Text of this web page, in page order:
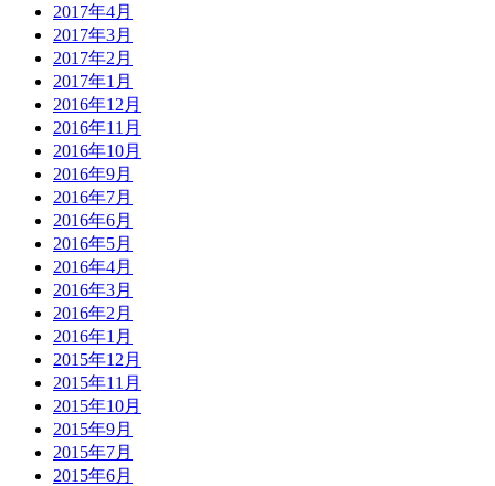
2017年4月
2017年3月
2017年2月
2017年1月
2016年12月
2016年11月
2016年10月
2016年9月
2016年7月
2016年6月
2016年5月
2016年4月
2016年3月
2016年2月
2016年1月
2015年12月
2015年11月
2015年10月
2015年9月
2015年7月
2015年6月